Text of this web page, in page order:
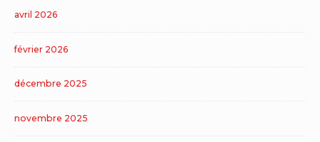
avril 2026
février 2026
décembre 2025
novembre 2025